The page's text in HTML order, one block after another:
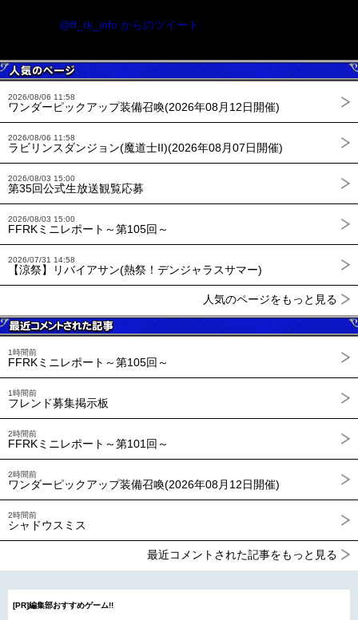
@ff_rk_info からのツイート
2026/08/06 11:58
ワンダーピックアップ装備召喚(2026年08月12日開催)
2026/08/06 11:58
ラビリンスダンジョン(魔道士II)(2026年08月07日開催)
2026/08/03 15:00
第35回公式生放送観覧応募
2026/08/03 15:00
FFRKミニレポート～第105回～
2026/07/31 14:58
【涼祭】リバイアサン(熱祭！デンジャラスサマー)
人気のページをもっと見る
1時間前
FFRKミニレポート～第105回～
1時間前
フレンド募集掲示板
2時間前
FFRKミニレポート～第101回～
2時間前
ワンダーピックアップ装備召喚(2026年08月12日開催)
2時間前
シャドウスミス
最近コメントされた記事をもっと見る
[PR]編集部おすすめゲーム!!